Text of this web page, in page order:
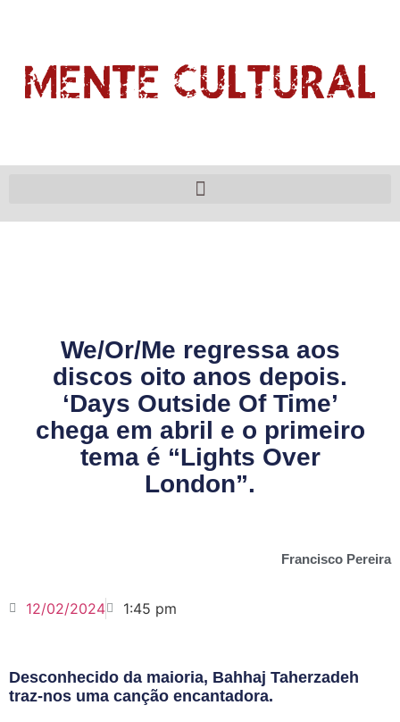
We/Or/Me regressa aos
discos oito anos depois.
‘Days Outside Of Time’
chega em abril e o primeiro
tema é “Lights Over
London”.
Francisco Pereira
12/02/2024 1:45 pm
Desconhecido da maioria, Bahhaj Taherzadeh
traz-nos uma canção encantadora.